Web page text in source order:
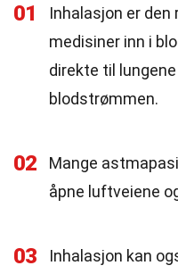
01
Inhalasjon er
medisiner inn i
direkte til
blodstrømmen.
02
Mange
åpne luftveiene
03
Inhalasjon kan